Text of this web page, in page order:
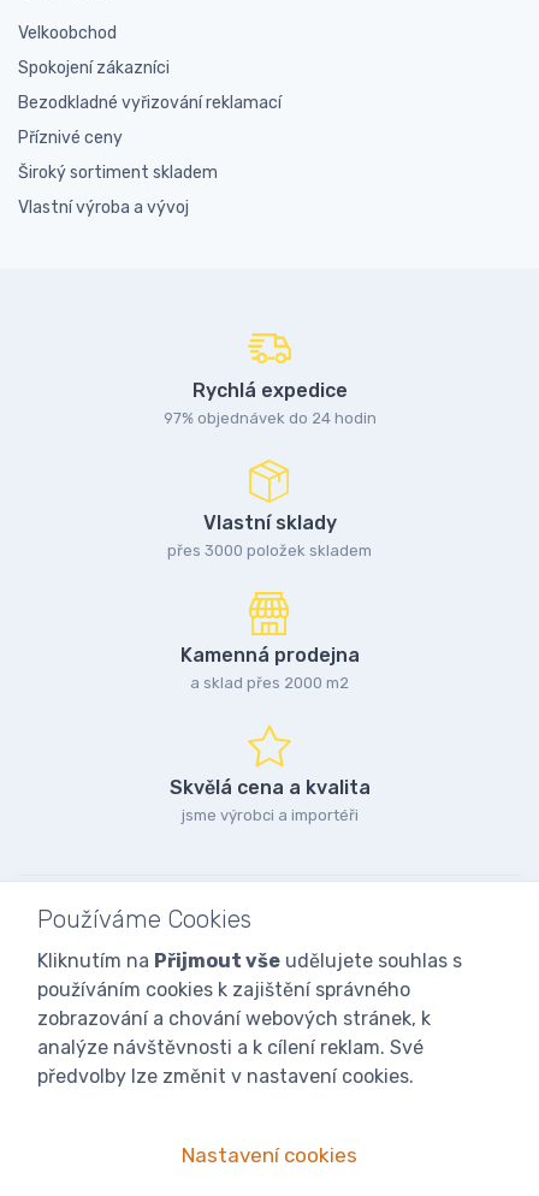
Velkoobchod
Spokojení zákazníci
Bezodkladné vyřizování reklamací
Příznivé ceny
Široký sortiment skladem
Vlastní výroba a vývoj
Rychlá expedice
97% objednávek do 24 hodin
Vlastní sklady
přes 3000 položek skladem
Kamenná prodejna
a sklad přes 2000 m2
Skvělá cena a kvalita
jsme výrobci a importéři
Používáme Cookies
Kliknutím na Přijmout vše udělujete souhlas s
používáním cookies k zajištění správného
zobrazování a chování webových stránek, k
analýze návštěvnosti a k cílení reklam. Své
předvolby lze změnit v nastavení cookies.
Nastavení cookies